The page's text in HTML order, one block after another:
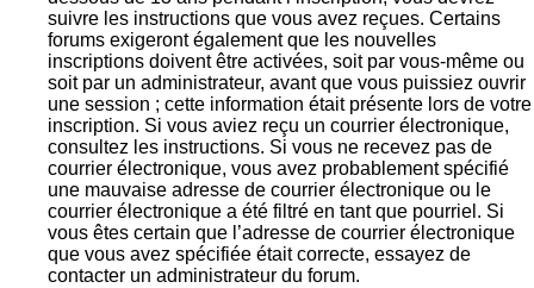
suivre les instructions que vous avez reçues. Certains
forums exigeront également que les nouvelles
inscriptions doivent être activées, soit par vous-même ou
soit par un administrateur, avant que vous puissiez ouvrir
une session ; cette information était présente lors de votre
inscription. Si vous aviez reçu un courrier électronique,
consultez les instructions. Si vous ne recevez pas de
courrier électronique, vous avez probablement spécifié
une mauvaise adresse de courrier électronique ou le
courrier électronique a été filtré en tant que pourriel. Si
vous êtes certain que l’adresse de courrier électronique
que vous avez spécifiée était correcte, essayez de
contacter un administrateur du forum.